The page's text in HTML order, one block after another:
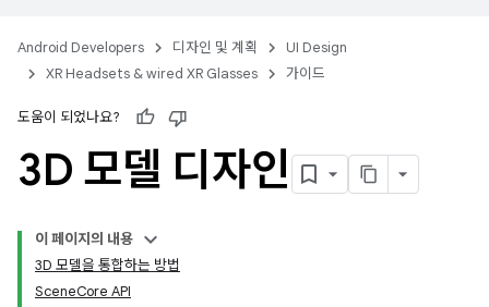
Android Developers 디자인 및 계획
UI Design
XR Headsets & wired XR Glasses
가이드
도움이 되었나요?
3D 모델 디자인
이 페이지의 내용
3D 모델을 통합하는 방법
SceneCore API